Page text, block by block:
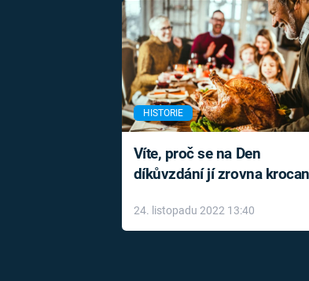
HISTORIE
Víte, proč se na Den
díkůvzdání jí zrovna
24. listopadu 2022 13:40